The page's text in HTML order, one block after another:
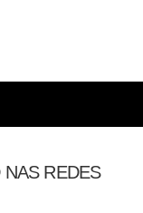
NAS REDES